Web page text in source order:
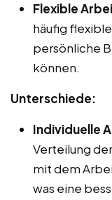
Flexible
häufig
persönliche
können.
Unterschiede:
Individuelle
Verteilung
mit dem
was eine